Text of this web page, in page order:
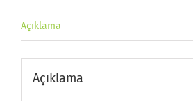
Açıklama
Açıklama